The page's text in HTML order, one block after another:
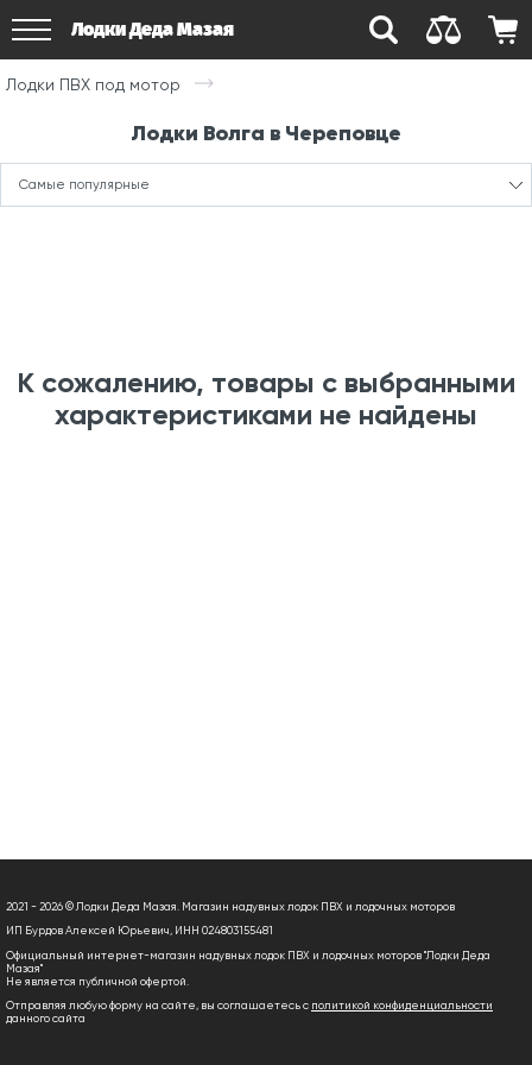
Лодки Деда Мазая
Лодки ПВХ под мотор
Лодки Волга в Череповце
Самые популярные
К сожалению, товары с выбранными
характеристиками не найдены
2021 - 2026 © Лодки Деда Мазая. Магазин надувных лодок ПВХ и лодочных моторов
ИП Бурдов Алексей Юрьевич, ИНН 024803155481
Официальный интернет-магазин надувных лодок ПВХ и лодочных моторов "Лодки Деда
Мазая"
Не является публичной офертой.
Отправляя любую форму на сайте, вы соглашаетесь с политикой конфиденциальности
данного сайта